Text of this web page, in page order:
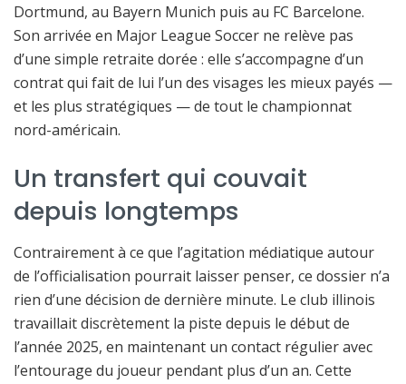
Dortmund, au Bayern Munich puis au FC Barcelone.
Son arrivée en Major League Soccer ne relève pas
d’une simple retraite dorée : elle s’accompagne d’un
contrat qui fait de lui l’un des visages les mieux payés —
et les plus stratégiques — de tout le championnat
nord-américain.
Un transfert qui couvait
depuis longtemps
Contrairement à ce que l’agitation médiatique autour
de l’officialisation pourrait laisser penser, ce dossier n’a
rien d’une décision de dernière minute. Le club illinois
travaillait discrètement la piste depuis le début de
l’année 2025, en maintenant un contact régulier avec
l’entourage du joueur pendant plus d’un an. Cette